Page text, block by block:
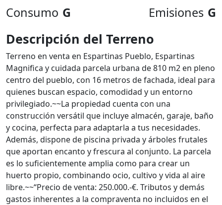
Consumo G Emisiones G
Descripción del Terreno
Terreno en venta en Espartinas Pueblo, Espartinas
Magnifica y cuidada parcela urbana de 810 m2 en pleno
centro del pueblo, con 16 metros de fachada, ideal para
quienes buscan espacio, comodidad y un entorno
privilegiado.~~La propiedad cuenta con una
construcción versátil que incluye almacén, garaje, baño
y cocina, perfecta para adaptarla a tus necesidades.
Además, dispone de piscina privada y árboles frutales
que aportan encanto y frescura al conjunto. La parcela
es lo suficientemente amplia como para crear un
huerto propio, combinando ocio, cultivo y vida al aire
libre.~~“Precio de venta: 250.000.-€. Tributos y demás
gastos inherentes a la compraventa no incluidos en el